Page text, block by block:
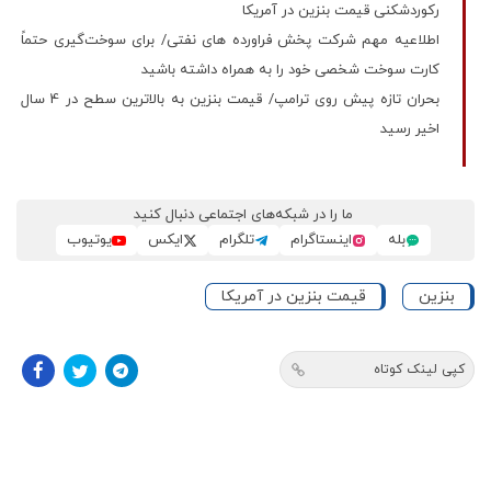
رکوردشکنی قیمت بنزین در آمریکا
اطلاعیه مهم شرکت پخش فراورده های نفتی/ برای سوخت‌گیری حتماً
کارت سوخت شخصی خود را به همراه داشته باشید
بحران تازه پیش روی ترامپ/ قیمت بنزین به بالاترین سطح در 4 سال
اخیر رسید
ما را در شبکه‌های اجتماعی دنبال کنید
بله
اینستاگرام تلگرام ایکس یوتیوب
بنزین قیمت بنزین در آمریکا
کپی لینک کوتاه